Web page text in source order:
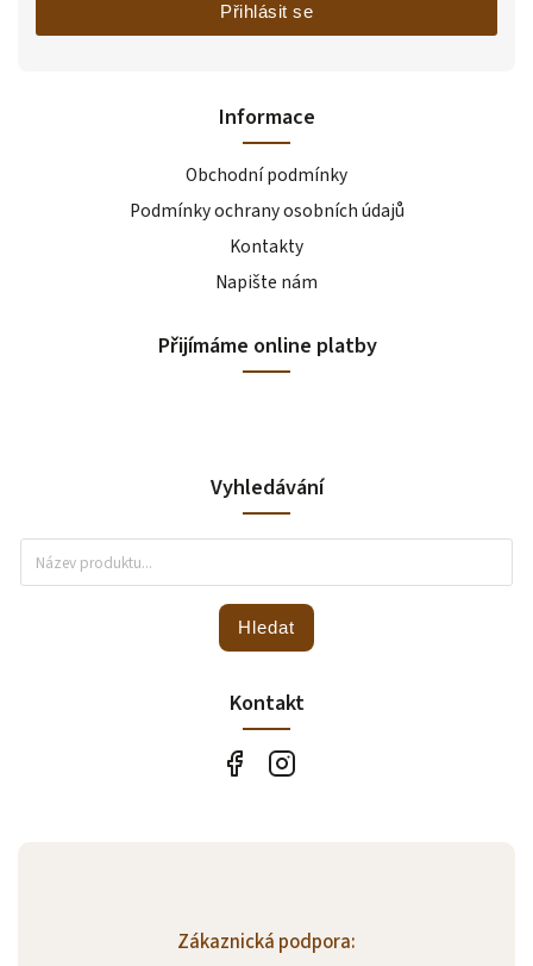
Zákaznická podpora:
Informace
Obchodní podmínky
Podmínky ochrany osobních údajů
Kontakty
Napište nám
Přijímáme online platby
Přihlásit se
Vyhledávání
Hledat
Kontakt